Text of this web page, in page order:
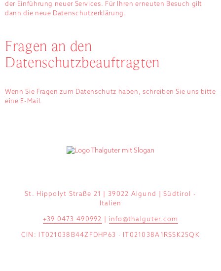
der Einführung neuer Services. Für Ihren erneuten Besuch gilt
dann die neue Datenschutzerklärung.
Fragen an den
Datenschutzbeauftragten
Wenn Sie Fragen zum Datenschutz haben, schreiben Sie uns bitte
eine E-Mail.
St. Hippolyt Straße 21 | 39022 Algund | Südtirol -
Italien
+39 0473 490992 info@thalguter.com
CIN: IT021038B44ZFDHP63 · IT021038A1RSSK25QK